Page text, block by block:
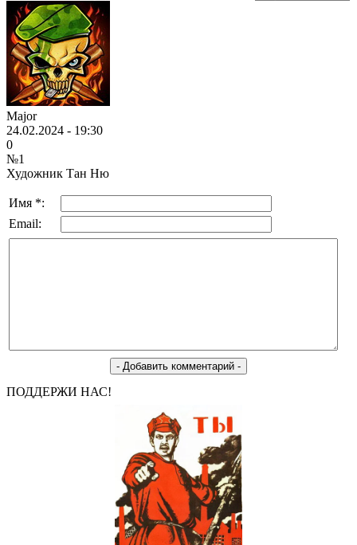
Major
24.02.2024 - 19:30
0
№1
Художник Тан Ню
Имя *:
Email:
ПОДДЕРЖИ НАС!